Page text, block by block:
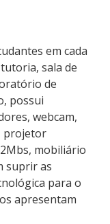
em cada
sala de
de
possui
webcam,
projetor
mobiliário
suprir as
para o
apresentam